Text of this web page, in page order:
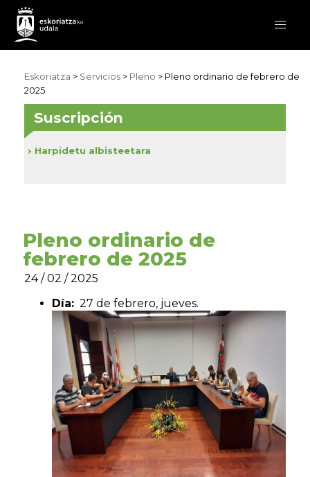
Eskoriatza > Servicios > Pleno > Pleno ordinario de febrero de
2025
Pleno ordinario de
febrero de 2025
24 / 02 / 2025
Día: 27 de febrero, jueves.
Suscripción
Harpidetu albisteetara